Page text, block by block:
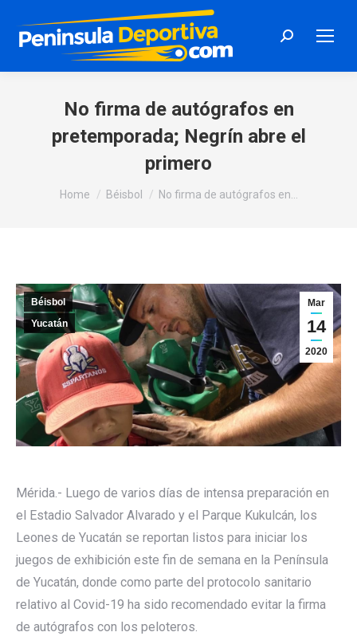
Search:
No firma de autógrafos en
pretemporada; Negrín abre el
primero
You are here:
Home Béisbol No firma de autógrafos en…
Mar
14
2020
Béisbol
Yucatán
Mérida.- Luego de varios días de intensa preparación en
el Estadio Salvador Alvarado y el Parque Kukulcán, los
Leones de Yucatán se reportan listos para iniciar los
juegos de exhibición este fin de semana en la Península
de Yucatán, donde como parte del protocolo sanitario
relativo al Covid-19 ha sido recomendado evitar la firma
de autógrafos con los peloteros.